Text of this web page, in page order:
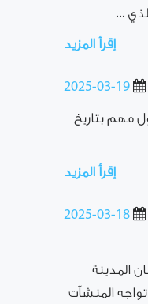
...
إقرأ المزيد
2025-03-19
بأنها تحول مهم بتاريخ
إقرأ المزيد
2025-03-18
المدينة
المنشآت